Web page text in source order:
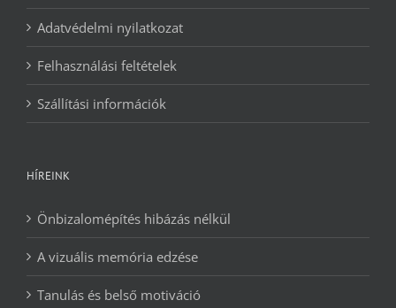
Adatvédelmi nyilatkozat
Felhasználási feltételek
Szállítási információk
HÍREINK
Önbizalomépítés hibázás nélkül
A vizuális memória edzése
Tanulás és belső motiváció